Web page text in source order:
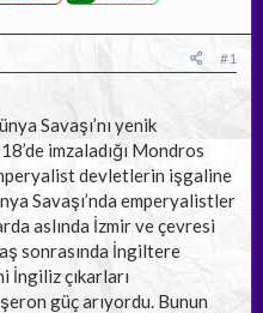
#1
Savaşı’nı yenik
imzaladığı Mondros
devletlerin işgaline
Savaşı’nda emperyalistler
aslında İzmir ve çevresi
sonrasında İngiltere
İngiliz çıkarları
güç arıyordu. Bunun